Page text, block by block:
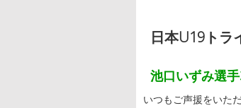
日本U19トラ
池口いずみ選
いつもご声援をいた